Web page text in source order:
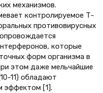
механизмов.
контролируемое Т-
противовирусных
которые
форм организма в
этом даже мельчайшие
11) обладают
эффектом [1].